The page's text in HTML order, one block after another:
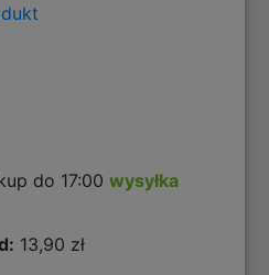
do 17:00wysyłka
13,90 zł